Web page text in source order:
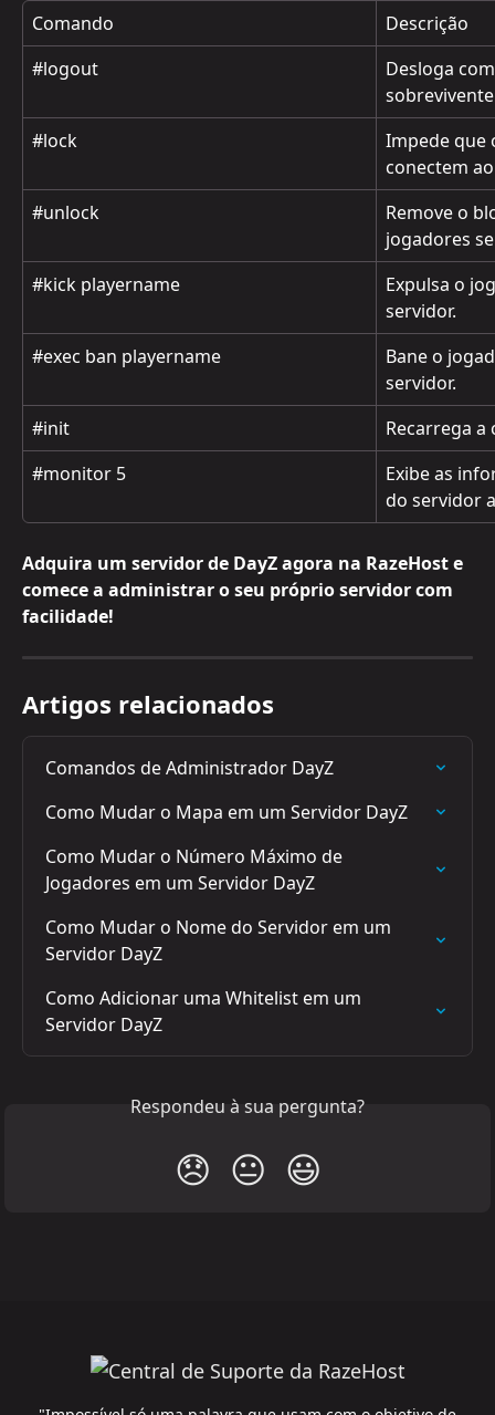
Comando
Descrição
#logout
Desloga
#lock
Impede que
conectem
#unlock
Remove o
jogadores
#kick playername
Expulsa o
servidor.
#exec ban playername
Bane o
servidor.
#init
Recarrega
#monitor 5
Exibe as
do servidor
Adquira um servidor de DayZ agora na RazeHost e
comece a administrar o seu próprio servidor com
facilidade!
Artigos relacionados
Comandos de Administrador DayZ
Como Mudar o Mapa em um Servidor DayZ
Como Mudar o Número Máximo de
Jogadores em um Servidor DayZ
Como Mudar o Nome do Servidor em um
Servidor DayZ
Como Adicionar uma Whitelist em um
Servidor DayZ
Respondeu à sua pergunta?
😞 😐 😃